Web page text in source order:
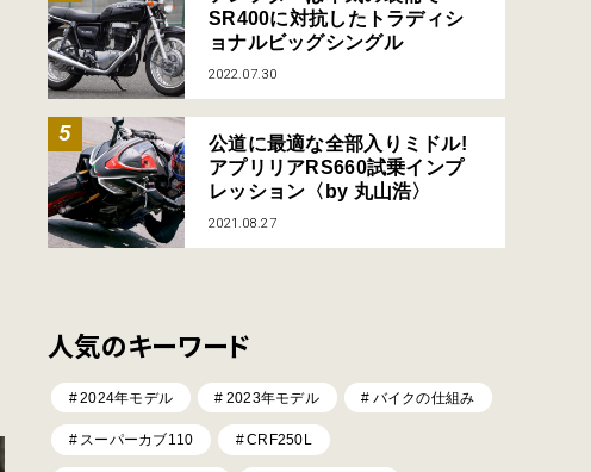
SR400に対抗したトラディシ
ョナルビッグシングル
2022.07.30
公道に最適な全部入りミドル!
アプリリアRS660試乗インプ
レッション〈by 丸山浩〉
2021.08.27
人気のキーワード
2024年モデル 2023年モデル バイクの仕組み
スーパーカブ110 CRF250L